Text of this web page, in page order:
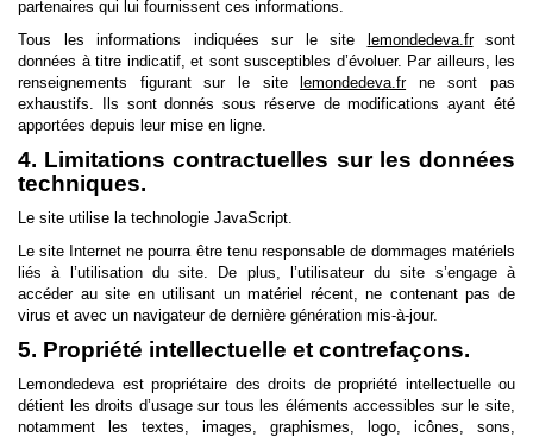
partenaires qui lui fournissent ces informations.
Tous les informations indiquées sur le site lemondedeva.frsont
données à titre indicatif, et sont susceptibles d’évoluer. Par ailleurs, les
renseignements figurant sur le sitelemondedeva.frne sont pas
exhaustifs. Ils sont donnés sous réserve de modifications ayant été
apportées depuis leur mise en ligne.
4. Limitations contractuelles sur les données
techniques.
Le site utilise la technologie JavaScript.
Le site Internet ne pourra être tenu responsable de dommages matériels
liés à l’utilisation du site. De plus, l’utilisateur du site s’engage à
accéder au site en utilisant un matériel récent, ne contenant pas de
virus et avec un navigateur de dernière génération mis-à-jour.
5. Propriété intellectuelle et contrefaçons.
Lemondedeva est propriétaire des droits de propriété intellectuelle ou
détient les droits d’usage sur tous les éléments accessibles sur le site,
notamment les textes, images, graphismes, logo, icônes, sons,